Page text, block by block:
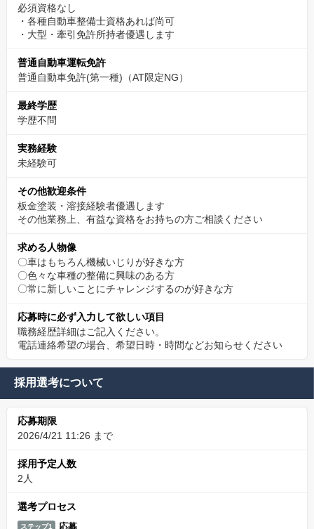
必須資格なし
・各種自動車整備士資格あれば尚可
・大型・牽引免許所持者優遇します
普通自動車運転免許
普通自動車免許(第一種)（AT限定NG）
最終学歴
学歴不問
実務経験
未経験可
その他歓迎条件
板金塗装・溶接経験者優遇します
その他業務上、有益な資格をお持ちの方ご相談ください
求める人物像
〇車はもちろん機械いじりが好きな方
〇色々な車種の整備に興味のある方
〇常に新しいことにチャレンジするのが好きな方
応募時に必ず入力して欲しい項目
職務経歴詳細はご記入ください。
電話連絡希望の場合、希望日時・時間などお知らせください
採用選考について
応募期限
2026/4/21 11:26 まで
採用予定人数
2人
選考プロセス
ステップ1
応募